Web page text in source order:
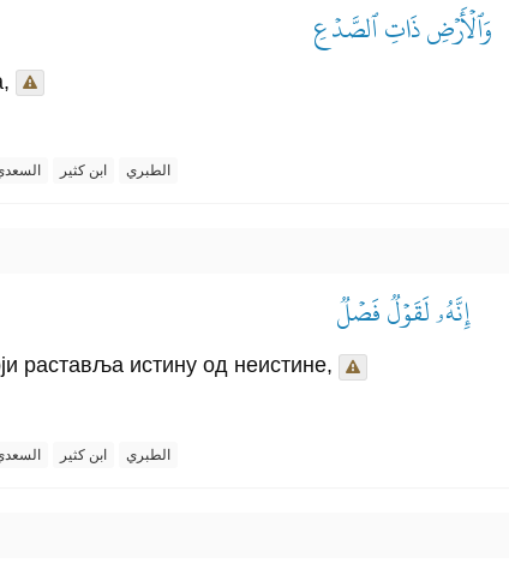
وَٱلۡأَرۡضِ ذَاتِ ٱلصَّدۡعِ
ابن كثير الطبري
إِنَّهُۥ لَقَوۡلٞ فَصۡلٞ
раставља истину од неистине,
ابن كثير الطبري